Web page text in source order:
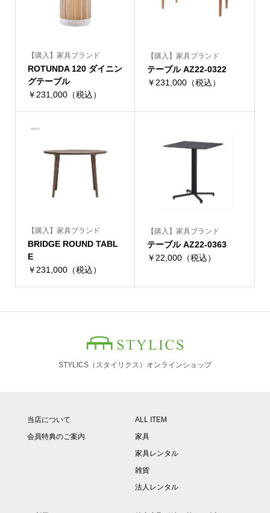
【購入】家具ブランド
ROTUNDA 120 ダイニン
グテーブル
￥231,000（税込）
【購入】家具ブランド
テーブル AZ22-0322
￥231,000（税込）
【購入】家具ブランド
BRIDGE ROUND TABL
E
￥231,000（税込）
【購入】家具ブランド
テーブル AZ22-0363
￥22,000（税込）
STYLICS（スタイリクス）オンラインショップ
当店について
会員特典のご案内
ALL ITEM
家具
家具レンタル
雑貨
法人レンタル